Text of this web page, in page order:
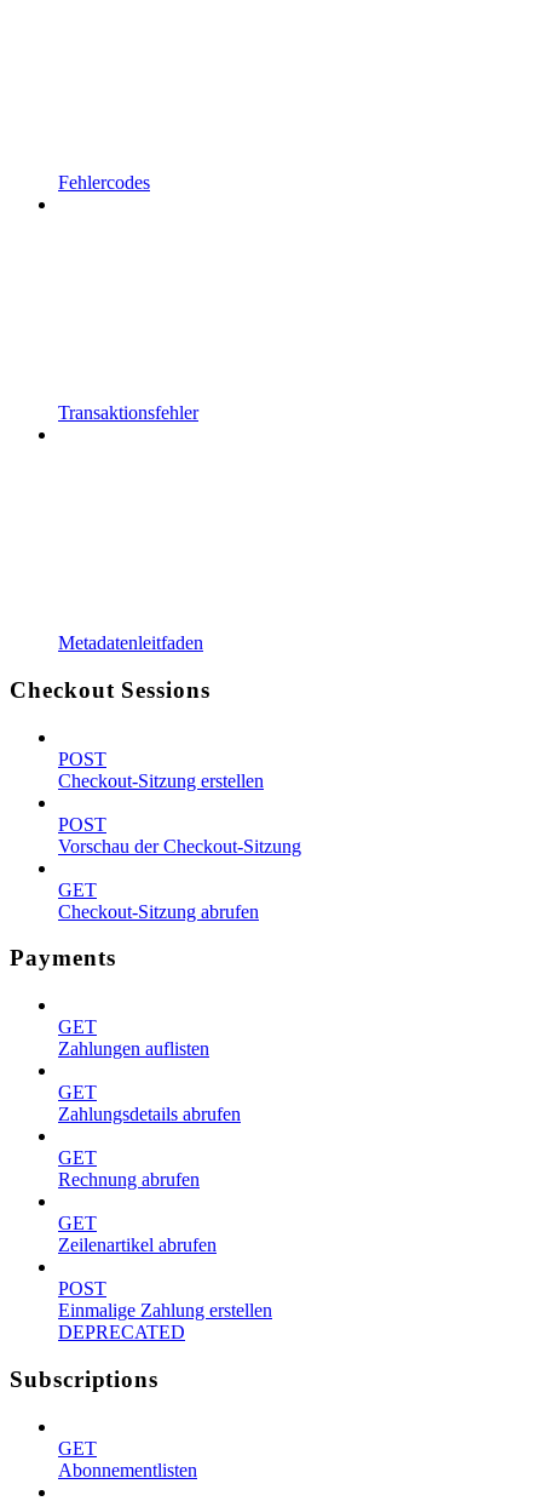
Fehlercodes
Transaktionsfehler
Metadatenleitfaden
Checkout Sessions
POST
Checkout-Sitzung erstellen
POST
Vorschau der Checkout-Sitzung
GET
Checkout-Sitzung abrufen
Payments
GET
Zahlungen auflisten
GET
Zahlungsdetails abrufen
GET
Rechnung abrufen
GET
Zeilenartikel abrufen
POST
Einmalige Zahlung erstellen
DEPRECATED
Subscriptions
GET
Abonnementlisten